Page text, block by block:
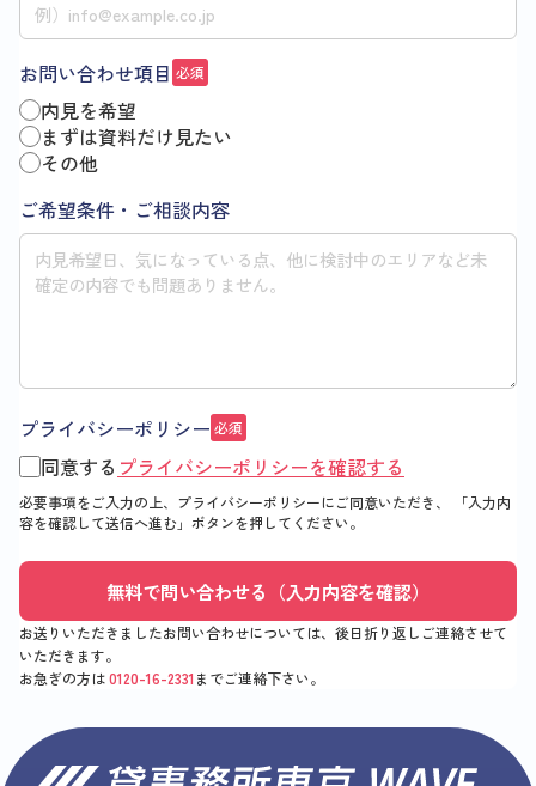
お問い合わせ項目 必須
内見を希望
まずは資料だけ見たい
その他
ご希望条件・ご相談内容
プライバシーポリシー 必須
同意する プライバシーポリシーを確認する
必要事項をご入力の上、プライバシーポリシーにご同意いただき、
「入力内
容を確認して送信へ進む」 ボタンを押してください。
無料で問い合わせる（入力内容を確認）
お送りいただきましたお問い合わせについては、後日折り返しご連絡させて
いただきます。
お急ぎの方は0120-16-2331 までご連絡下さい。